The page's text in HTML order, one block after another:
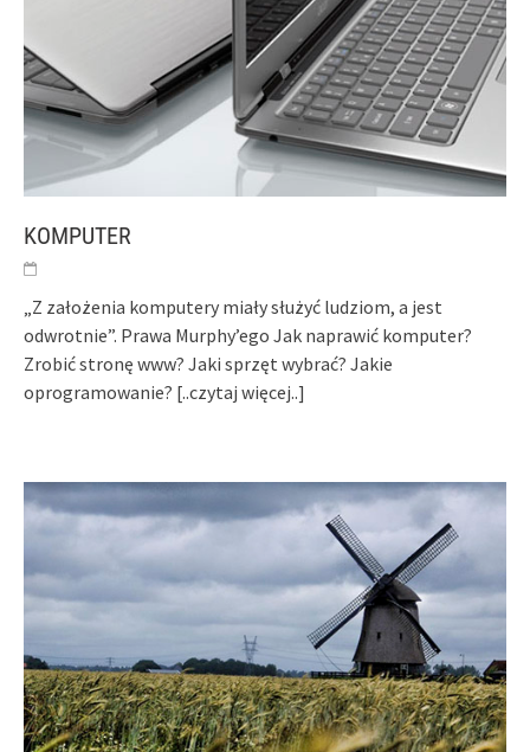
KOMPUTER
„Z założenia komputery miały służyć ludziom, a jest
odwrotnie”. Prawa Murphy’ego Jak naprawić komputer?
Zrobić stronę www? Jaki sprzęt wybrać? Jakie
oprogramowanie? [..czytaj więcej..]